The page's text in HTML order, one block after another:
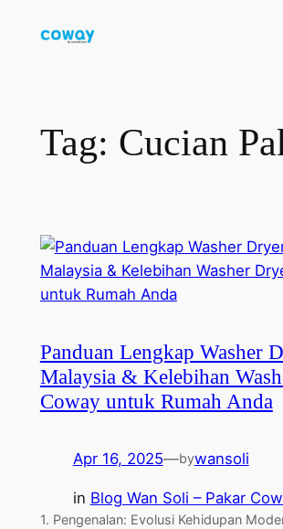
Tag: Cucian
Panduan Lengkap Washer
Malaysia & Kelebihan
Coway untuk Rumah Anda
Apr 16, 2025—bywansoli
in Blog Wan Soli – Pakar
1. Pengenalan: Evolusi Kehidupan